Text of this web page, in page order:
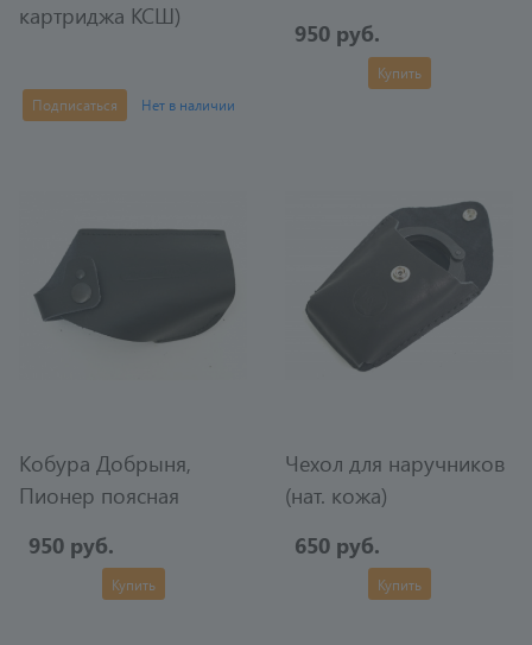
картриджа КСШ)
Подписаться Нет в наличии
950 руб.
Купить
Кобура Добрыня,
Пионер поясная
950 руб.
Купить
Чехол для наручников
(нат. кожа)
650 руб.
Купить